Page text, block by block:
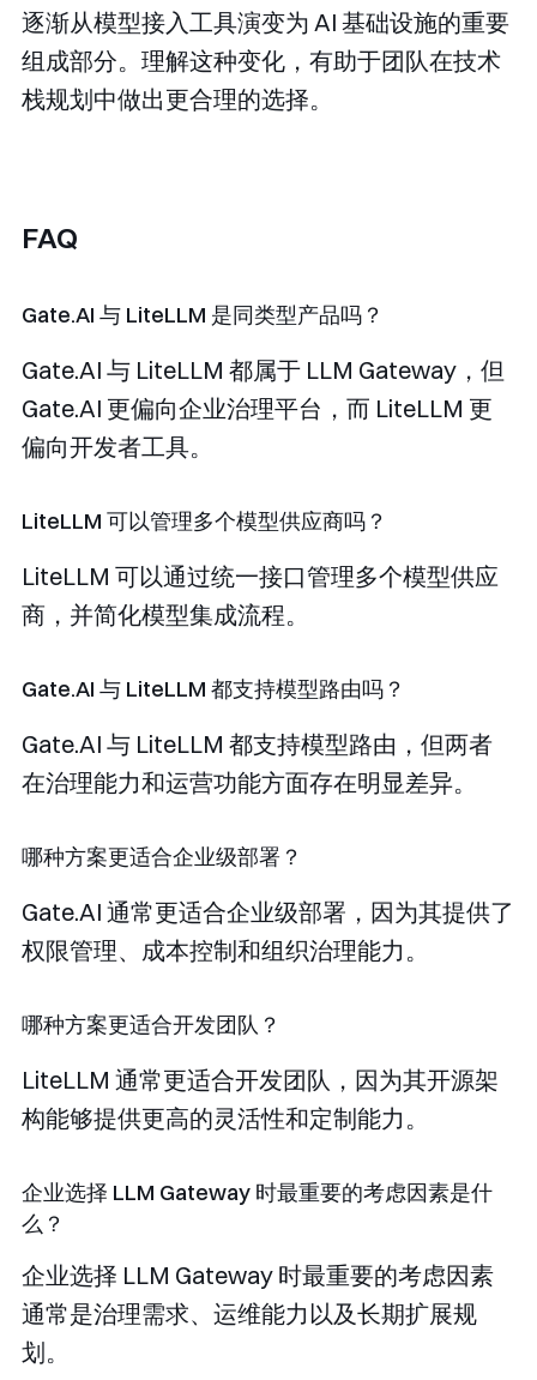
逐渐从模型接入工具演变为 AI 基础设施的重要
组成部分。理解这种变化，有助于团队在技术
栈规划中做出更合理的选择。
FAQ
Gate.AI 与 LiteLLM 是同类型产品吗？
Gate.AI 与 LiteLLM 都属于 LLM Gateway，但
Gate.AI 更偏向企业治理平台，而 LiteLLM 更
偏向开发者工具。
LiteLLM 可以管理多个模型供应商吗？
LiteLLM 可以通过统一接口管理多个模型供应
商，并简化模型集成流程。
Gate.AI 与 LiteLLM 都支持模型路由吗？
Gate.AI 与 LiteLLM 都支持模型路由，但两者
在治理能力和运营功能方面存在明显差异。
哪种方案更适合企业级部署？
Gate.AI 通常更适合企业级部署，因为其提供了
权限管理、成本控制和组织治理能力。
哪种方案更适合开发团队？
LiteLLM 通常更适合开发团队，因为其开源架
构能够提供更高的灵活性和定制能力。
企业选择 LLM Gateway 时最重要的考虑因素是什
么？
企业选择 LLM Gateway 时最重要的考虑因素
通常是治理需求、运维能力以及长期扩展规
划。